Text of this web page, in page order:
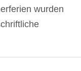
wurden